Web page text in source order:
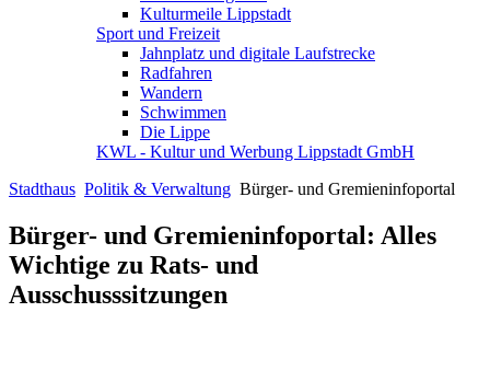
Kulturmeile Lippstadt
Sport und Freizeit
Jahnplatz und digitale Laufstrecke
Radfahren
Wandern
Schwimmen
Die Lippe
KWL - Kultur und Werbung Lippstadt GmbH
Stadthaus Politik & Verwaltung Bürger- und Gremieninfoportal
Bürger- und Gremieninfoportal: Alles
Wichtige zu Rats- und
Ausschusssitzungen